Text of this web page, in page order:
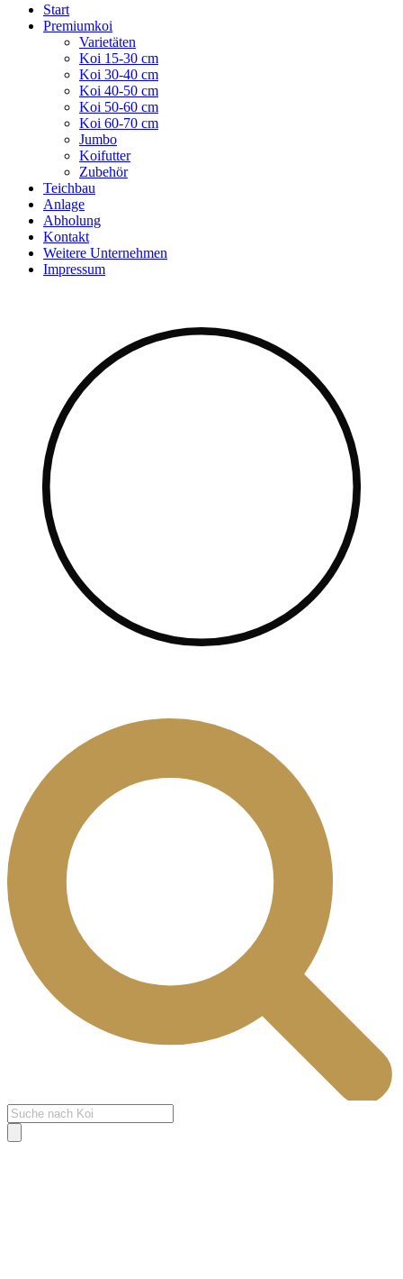
Start
Premiumkoi
Varietäten
Koi 15-30 cm
Koi 30-40 cm
Koi 40-50 cm
Koi 50-60 cm
Koi 60-70 cm
Jumbo
Koifutter
Zubehör
Teichbau
Anlage
Abholung
Kontakt
Weitere Unternehmen
Impressum
Products
search